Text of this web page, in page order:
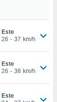
Este
26 - 37 km/h
Este
26 - 38 km/h
Este